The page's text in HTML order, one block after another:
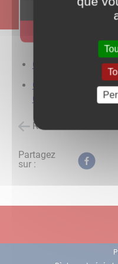
Office de tourisme
​​​​​​​Office de tourisme
Ciel)
Retour à l'accueil
Partagez
sur :